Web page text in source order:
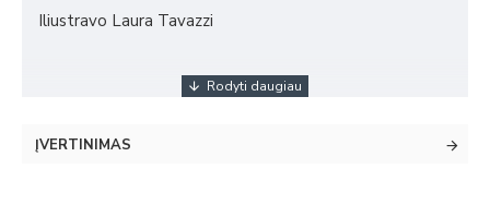
Iliustravo Laura Tavazzi
ĮVERTINIMAS